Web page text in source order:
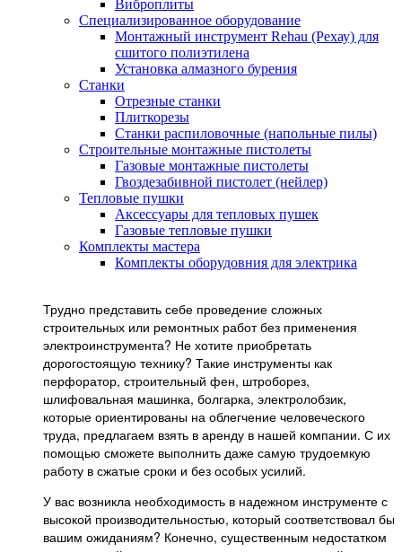
Виброплиты
Специализированное оборудование
Монтажный инструмент Rehau (Рехау) для
сшитого полиэтилена
Установка алмазного бурения
Станки
Отрезные станки
Плиткорезы
Станки распиловочные (напольные пилы)
Строительные монтажные пистолеты
Газовые монтажные пистолеты
Гвоздезабивной пистолет (нейлер)
Тепловые пушки
Аксессуары для тепловых пушек
Газовые тепловые пушки
Комплекты мастера
Комплекты оборудовния для электрика
Трудно представить себе проведение сложных
строительных или ремонтных работ без применения
электроинструмента? Не хотите приобретать
дорогостоящую технику? Такие инструменты как
перфоратор, строительный фен, штроборез,
шлифовальная машинка, болгарка, электролобзик,
которые ориентированы на облегчение человеческого
труда, предлагаем взять в аренду в нашей компании. С их
помощью сможете выполнить даже самую трудоемкую
работу в сжатые сроки и без особых усилий.
У вас возникла необходимость в надежном инструменте с
высокой производительностью, который соответствовал бы
вашим ожиданиям? Конечно, существенным недостатком